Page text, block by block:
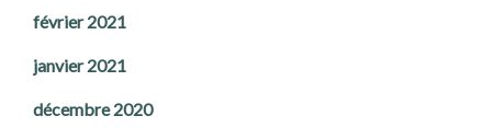
février 2021
janvier 2021
décembre 2020